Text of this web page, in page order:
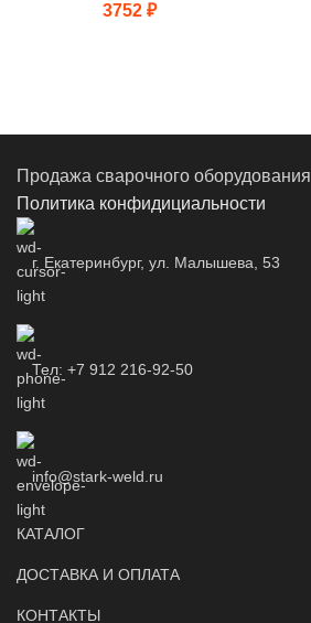
3752 ₽
Продажа сварочного оборудования
Политика конфидициальности
г. Екатеринбург, ул. Малышева, 53
Тел: +7 912 216-92-50
info@stark-weld.ru
КАТАЛОГ
ДОСТАВКА И ОПЛАТА
КОНТАКТЫ